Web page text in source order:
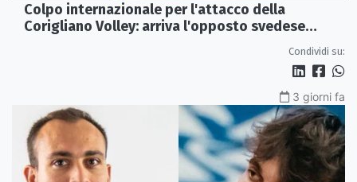
Colpo internazionale per l'attacco della
Corigliano Volley: arriva l'opposto svedese
Condividi su:
3 giorni fa